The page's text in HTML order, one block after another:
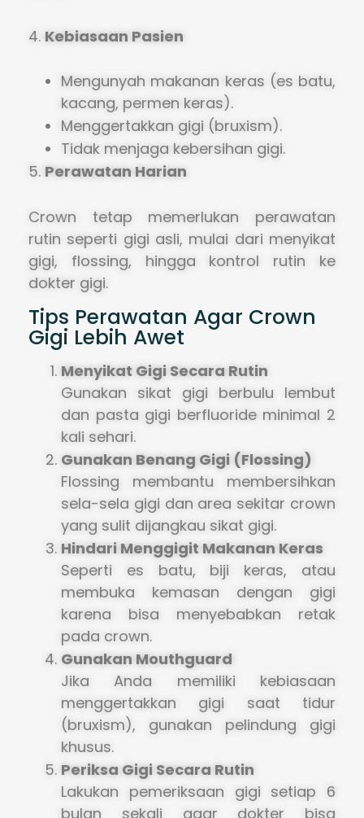
4. Kebiasaan Pasien
Mengunyah makanan keras (es batu,
kacang, permen keras).
Menggertakkan gigi (bruxism).
Tidak menjaga kebersihan gigi.
5. Perawatan Harian
Crown tetap memerlukan perawatan
rutin seperti gigi asli, mulai dari menyikat
gigi, flossing, hingga kontrol rutin ke
dokter gigi.
Tips Perawatan Agar Crown
Gigi Lebih Awet
Menyikat Gigi Secara Rutin
Gunakan sikat gigi berbulu lembut
dan pasta gigi berfluoride minimal 2
kali sehari.
Gunakan Benang Gigi (Flossing)
Flossing membantu membersihkan
sela-sela gigi dan area sekitar crown
yang sulit dijangkau sikat gigi.
Hindari Menggigit Makanan Keras
Seperti es batu, biji keras, atau
membuka kemasan dengan gigi
karena bisa menyebabkan retak
pada crown.
Gunakan Mouthguard
Jika Anda memiliki kebiasaan
menggertakkan gigi saat tidur
(bruxism), gunakan pelindung gigi
khusus.
Periksa Gigi Secara Rutin
Lakukan pemeriksaan gigi setiap 6
bulan sekali agar dokter bisa